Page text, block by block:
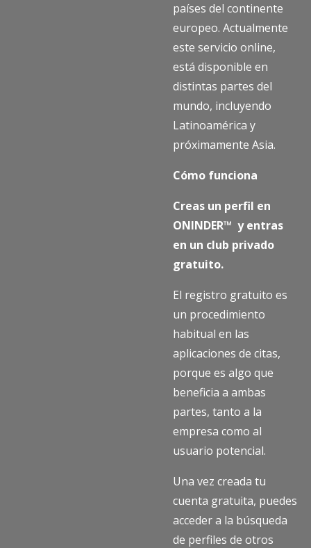
países del continente
europeo. Actualmente
este servicio online,
está disponible en
distintas partes del
mundo, incluyendo
Latinoamérica y
próximamente Asia.
Cómo funciona
Creas un perfil en
ONINDER™ y entras
en un club privado
gratuito.
El registro gratuito es
un procedimiento
habitual en las
aplicaciones de citas,
porque es algo que
beneficia a ambas
partes, tanto a la
empresa como al
usuario potencial.
Una vez creada tu
cuenta gratuita, puedes
acceder a la búsqueda
de perfiles de otros